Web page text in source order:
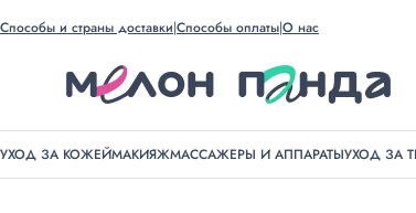
Способы и страны доставки Способы оплатыО нас
УХОД ЗА КОЖЕЙМАКИЯЖМАССАЖЕРЫ И АППАРАТЫУХОД ЗА